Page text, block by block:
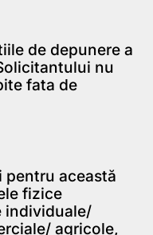
de depunere a
nu
fata de
această
fizice
individuale/
agricole,